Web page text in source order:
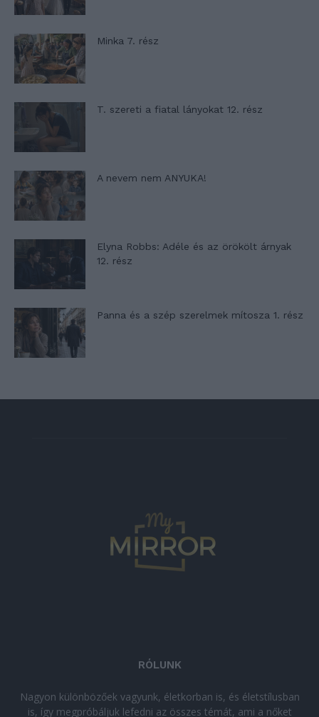
Minka 7. rész
T. szereti a fiatal lányokat 12. rész
A nevem nem ANYUKA!
Elyna Robbs: Adéle és az örökölt árnyak
12. rész
Panna és a szép szerelmek mítosza 1. rész
RÓLUNK
Nagyon különbözőek vagyunk, életkorban is, és életstílusban
is, így megpróbáljuk lefedni az összes témát, ami a nőket